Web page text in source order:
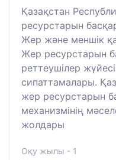
Қазақстан
ресурстарын
Жер және меншік
Жер ресурстарын
реттеушілер
сипаттамалары.
жер ресурстарын
механизмінің
жолдары
Оқу жылы - 1